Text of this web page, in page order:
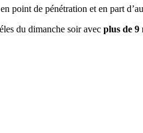
en point de pénétration et en part
du dimanche soir avec plus de 9